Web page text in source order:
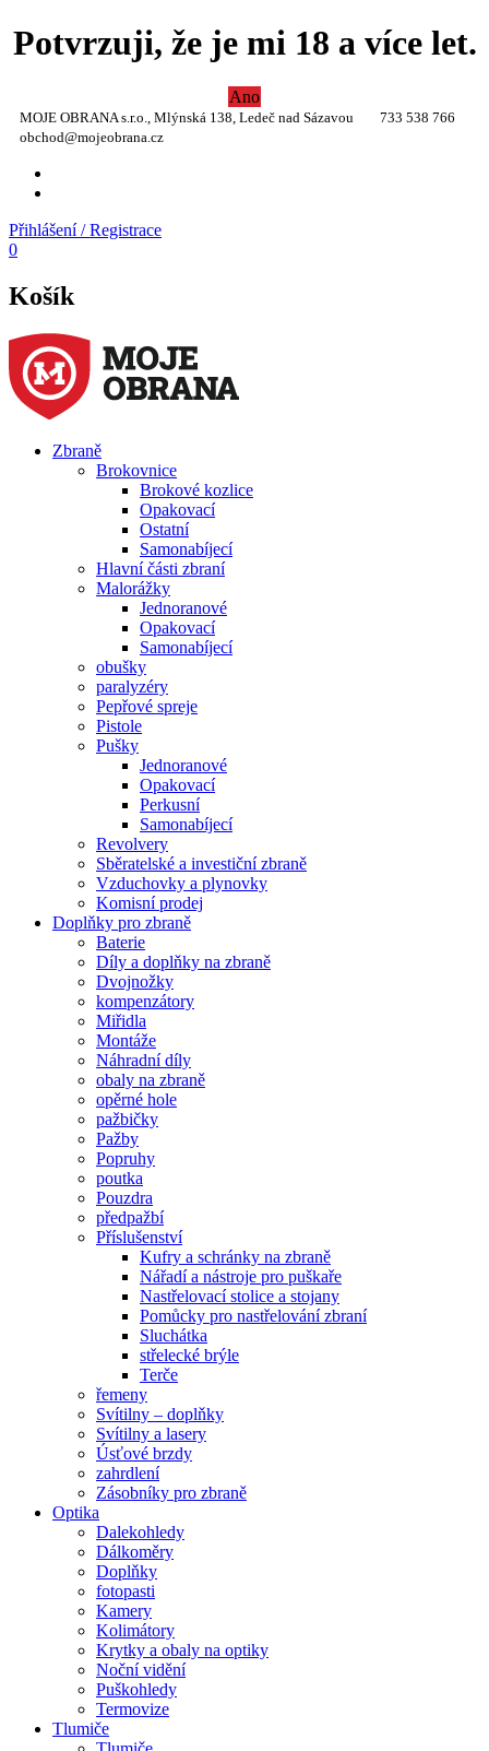
Potvrzuji, že je mi 18 a více let.
Ano
MOJE OBRANA s.r.o., Mlýnská 138, Ledeč nad Sázavou
733 538 766
obchod@mojeobrana.cz
Přihlášení / Registrace
0
Košík
Zbraně
Brokovnice
Brokové kozlice
Opakovací
Ostatní
Samonabíjecí
Hlavní části zbraní
Malorážky
Jednoranové
Opakovací
Samonabíjecí
obušky
paralyzéry
Pepřové spreje
Pistole
Pušky
Jednoranové
Opakovací
Perkusní
Samonabíjecí
Revolvery
Sběratelské a investiční zbraně
Vzduchovky a plynovky
Komisní prodej
Doplňky pro zbraně
Baterie
Díly a doplňky na zbraně
Dvojnožky
kompenzátory
Miřidla
Montáže
Náhradní díly
obaly na zbraně
opěrné hole
pažbičky
Pažby
Popruhy
poutka
Pouzdra
předpažbí
Příslušenství
Kufry a schránky na zbraně
Nářadí a nástroje pro puškaře
Nastřelovací stolice a stojany
Pomůcky pro nastřelování zbraní
Sluchátka
střelecké brýle
Terče
řemeny
Svítilny – doplňky
Svítilny a lasery
Úsťové brzdy
zahrdlení
Zásobníky pro zbraně
Optika
Dalekohledy
Dálkoměry
Doplňky
fotopasti
Kamery
Kolimátory
Krytky a obaly na optiky
Noční vidění
Puškohledy
Termovize
Tlumiče